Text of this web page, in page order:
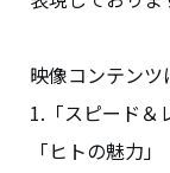
映像コンテン
1.「スピード＆
「ヒトの魅力」